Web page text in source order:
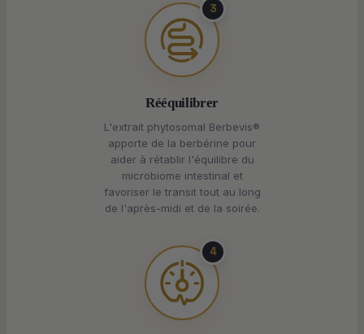
3
Rééquilibrer
L'extrait phytosomal Berbevis®
apporte de la berbérine pour
aider à rétablir l'équilibre du
microbiome intestinal et
favoriser le transit tout au long
de l'après-midi et de la soirée.
4